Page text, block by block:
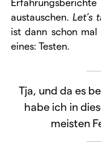
austauschen.Let’s
ist dann schon
eines: Testen.
Tja, und da es
habe ich in
meisten